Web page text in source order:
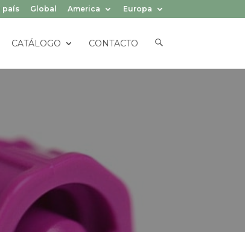
país Global America Europa
CATÁLOGO CONTACTO
M